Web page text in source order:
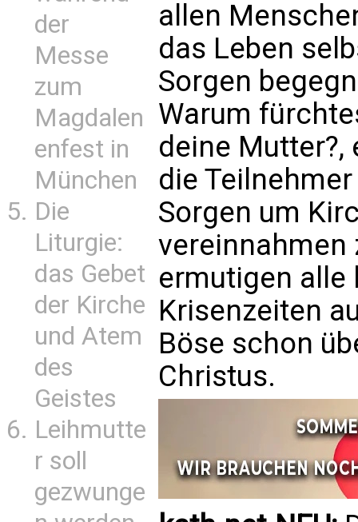
der
Messe
zum
Magdalen
enfest in
München
Die
Liturgie:
das Gebet
der Kirche
und Atem
des
Geistes
Leihmutte
r soll
gezwunge
allen
das Leben
Sorgen
Warum
deine
die
Sorgen um
vereinnahmen
ermutigen alle
Krisenzeiten
Böse schon
Christus.